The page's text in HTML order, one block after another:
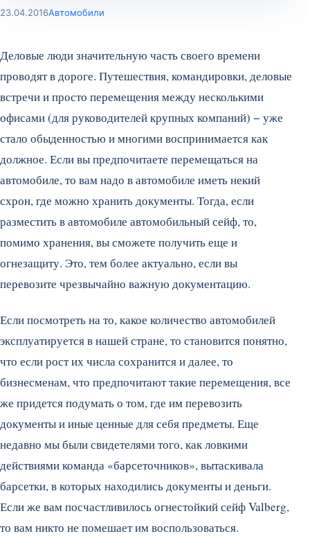
23.04.2016Автомобили
Деловые люди значительную часть своего времени
проводят в дороге. Путешествия, командировки, деловые
встречи и просто перемещения между несколькими
офисами (для руководителей крупных компаний) − уже
стало обыденностью и многими воспринимается как
должное. Если вы предпочитаете перемещаться на
автомобиле, то вам надо в автомобиле иметь некий
схрон, где можно хранить документы. Тогда, если
разместить в автомобиле автомобильный сейф, то,
помимо хранения, вы сможете получить еще и
огнезащиту. Это, тем более актуально, если вы
перевозите чрезвычайно важную документацию.
Если посмотреть на то, какое количество автомобилей
эксплуатируется в нашей стране, то становится понятно,
что если рост их числа сохранится и далее, то
бизнесменам, что предпочитают такие перемещения, все
же придется подумать о том, где им перевозить
документы и иные ценные для себя предметы. Еще
недавно мы были свидетелями того, как ловкими
действиями команда «барсеточников», вытаскивала
барсетки, в которых находились документы и деньги.
Если же вам посчастливилось огнестойкий сейф Valberg,
то вам никто не помешает им воспользоваться.